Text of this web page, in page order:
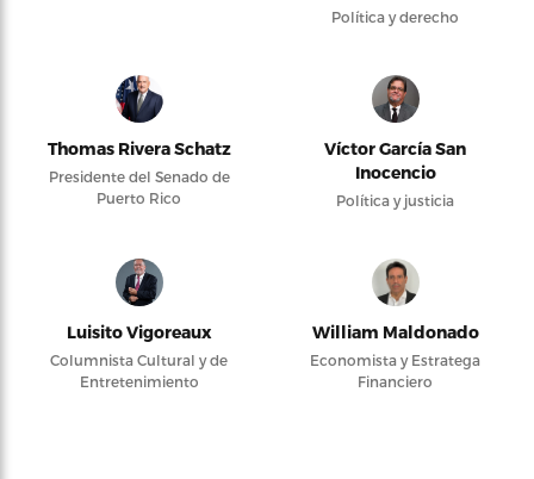
Política y derecho
Thomas Rivera Schatz
Presidente del Senado de
Puerto Rico
Víctor García San
Inocencio
Política y justicia
Luisito Vigoreaux
Columnista Cultural y de
Entretenimiento
William Maldonado
Economista y Estratega
Financiero